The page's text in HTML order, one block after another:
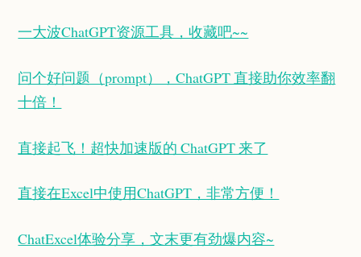
一大波ChatGPT资源工具，收藏吧~~
问个好问题（prompt），ChatGPT 直接助你效率翻
十倍！
直接起飞！超快加速版的 ChatGPT 来了
直接在Excel中使用ChatGPT，非常方便！
ChatExcel体验分享，文末更有劲爆内容~